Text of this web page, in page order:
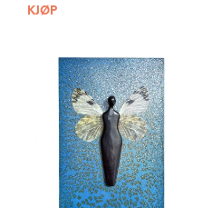
KJØP